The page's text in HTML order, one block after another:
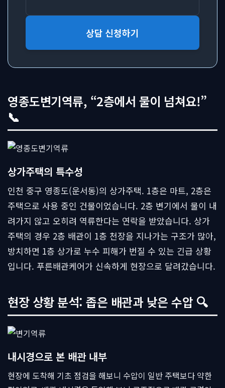
상담 신청하기
영종도변기역류, “2층에서 물이 넘쳐요!”
📞
상가주택의 특수성
인천 중구 영종도(운서동)의 상가주택. 1층은 마트, 2층은
주택으로 사용 중인 건물이었습니다. 2층 변기에서 물이 내
려가지 않고 오히려 역류한다는 연락을 받았습니다. 상가
주택의 경우 2층 배관이 1층 천장을 지나가는 구조가 많아,
방치하면 1층 상가로 누수 피해가 번질 수 있는 긴급 상황
입니다. 푸른배관케어가 신속하게 현장으로 달려갔습니다.
현장 상황 분석: 좁은 배관과 낮은 수압 🔍
내시경으로 본 배관 내부
현장에 도착해 기초 점검을 해보니 수압이 일반 주택보다 약한